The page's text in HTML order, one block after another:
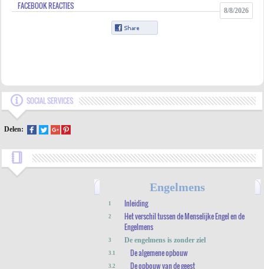
FACEBOOK REACTIES 8/8/2026
SOCIAL SERVICES
Delen:
Engelmens
1 Inleiding
2
Het verschil tussen de Menselijke Engel en de
Engelmens
3 De engelmens is zonder ziel
3.1 De algemene opbouw
3.2 De opbouw van de geest